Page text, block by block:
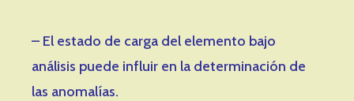
– El estado de carga del elemento bajo
análisis puede influir en la determinación de
las anomalías.